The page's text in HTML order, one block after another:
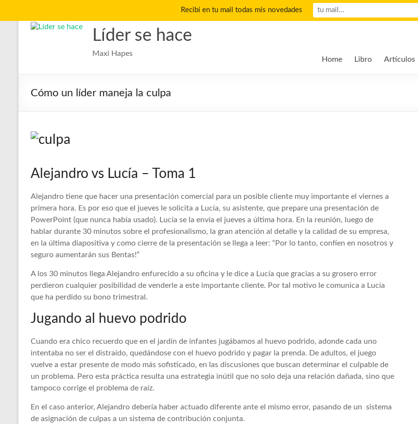
Líder se hace
Maxi Hapes
Home Libro Artículos
Cómo un líder maneja la culpa
Alejandro vs Lucía – Toma 1
Alejandro tiene que hacer una presentación comercial para un posible cliente muy importante el viernes a
primera hora. Es por eso que el jueves le solicita a Lucía, su asistente, que prepare una presentación de
PowerPoint (que nunca había usado). Lucía se la envía el jueves a última hora. En la reunión, luego de
hablar durante 30 minutos sobre el profesionalismo, la gran atención al detalle y la calidad de su empresa,
en la última diapositiva y como cierre de la presentación se llega a leer: “Por lo tanto, confíen en nosotros y
seguro aumentarán sus Bentas!”
A los 30 minutos llega Alejandro enfurecido a su oficina y le dice a Lucía que gracias a su grosero error
perdieron cualquier posibilidad de venderle a este importante cliente. Por tal motivo le comunica a Lucía
que ha perdido su bono trimestral.
Jugando al huevo podrido
Cuando era chico recuerdo que en el jardín de infantes jugábamos al huevo podrido, adonde cada uno
intentaba no ser el distraído, quedándose con el huevo podrido y pagar la prenda. De adultos, el juego
vuelve a estar presente de modo más sofisticado, en las discusiones que buscan determinar el culpable de
un problema. Pero esta práctica resulta una estrategia inútil que no solo deja una relación dañada, sino que
tampoco corrige el problema de raíz.
En el caso anterior, Alejandro debería haber actuado diferente ante el mismo error, pasando de un sistema
de asignación de culpas a un sistema de contribución conjunta.
Recibí en tu mail todas mis novedades